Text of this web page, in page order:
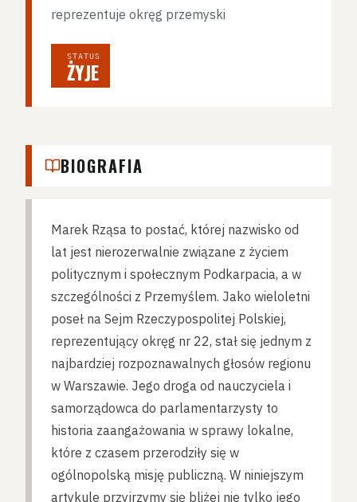
reprezentuje okręg przemyski
STATUS
ŻYJE
BIOGRAFIA
Marek Rząsa to postać, której nazwisko od
lat jest nierozerwalnie związane z życiem
politycznym i społecznym Podkarpacia, a w
szczególności z Przemyślem. Jako wieloletni
poseł na Sejm Rzeczypospolitej Polskiej,
reprezentujący okręg nr 22, stał się jednym z
najbardziej rozpoznawalnych głosów regionu
w Warszawie. Jego droga od nauczyciela i
samorządowca do parlamentarzysty to
historia zaangażowania w sprawy lokalne,
które z czasem przerodziły się w
ogólnopolską misję publiczną. W niniejszym
artykule przyjrzymy się bliżej nie tylko jego